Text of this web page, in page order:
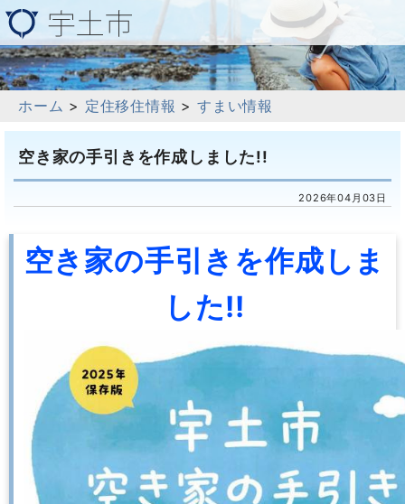
ホーム > 定住移住情報 >すまい情報
空き家の手引きを作成しました!!
2026年04月03日
空き家の手引きを作成しま
した!!